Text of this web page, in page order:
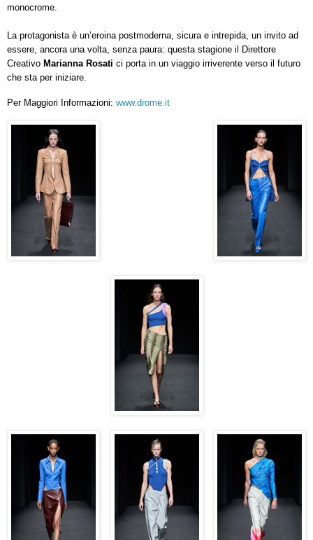
monocrome.
La protagonista è un’eroina postmoderna, sicura e intrepida, un invito ad
essere, ancora una volta, senza paura: questa stagione il Direttore
Creativo Marianna Rosati ci porta in un viaggio irriverente verso il futuro
che sta per iniziare.
Per Maggiori Informazioni: www.drome.it